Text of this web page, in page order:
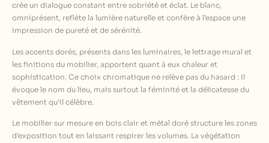
crée un dialogue constant entre sobriété et éclat. Le blanc,
omniprésent, reflète la lumière naturelle et confère à l’espace une
impression de pureté et de sérénité.
Les accents dorés, présents dans les luminaires, le lettrage mural et
les finitions du mobilier, apportent quant à eux chaleur et
sophistication. Ce choix chromatique ne relève pas du hasard : il
évoque le nom du lieu, mais surtout la féminité et la délicatesse du
vêtement qu’il célèbre.
Le mobilier sur mesure en bois clair et métal doré structure les zones
d’exposition tout en laissant respirer les volumes. La végétation